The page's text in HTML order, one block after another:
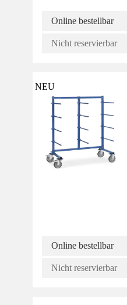
Online bestellbar
Nicht reservierbar
NEU
Online bestellbar
Nicht reservierbar